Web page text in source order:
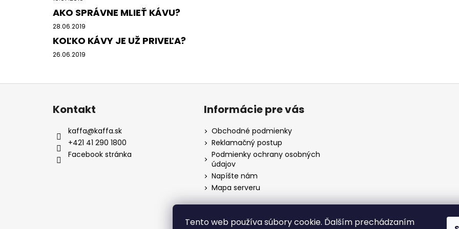
Tento web používa súbory cookie. Ďalším prechádzaním
AKO SPRÁVNE MLIEŤ KÁVU?
28.06.2019
KOĽKO KÁVY JE UŽ PRIVEĽA?
26.06.2019
Kontakt
kaffa@kaffa.sk
+421 41 290 1800
Facebook stránka
Informácie pre vás
Obchodné podmienky
Reklamačný postup
Podmienky ochrany osobných
údajov
Napíšte nám
Mapa serveru